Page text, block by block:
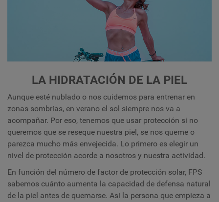
LA HIDRATACIÓN DE LA PIEL
Aunque esté nublado o nos cuidemos para entrenar en
zonas sombrías, en verano el sol siempre nos va a
acompañar. Por eso, tenemos que usar protección si no
queremos que se reseque nuestra piel, se nos queme o
parezca mucho más envejecida. Lo primero es elegir un
nivel de protección acorde a nosotros y nuestra actividad.
En función del número de factor de protección solar, FPS
sabemos cuánto aumenta la capacidad de defensa natural
de la piel antes de quemarse. Así la persona que empieza a